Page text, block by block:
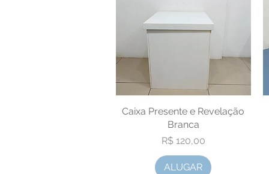
Visualização rápida
Caixa Presente e Revelação
Branca
Preço
R$ 120,00
ALUGAR